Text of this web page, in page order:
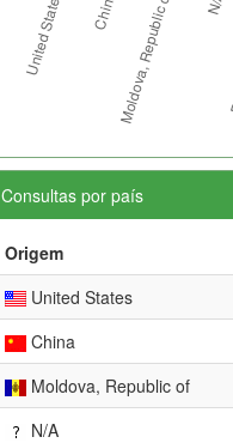
Consultas por país
Origem
United States
China
Moldova, Republic of
N/A